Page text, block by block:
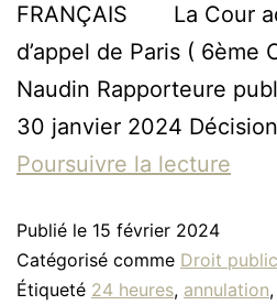
FRANÇAIS La Cour
d’appel de Paris (
Naudin Rapporteure
30 janvier 2024
Poursuivre la lecture
Publié le 15 février 2024
Catégorisé comme Droit public
Étiqueté 24 heures, annulation,